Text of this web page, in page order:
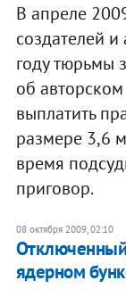
В апреле
создателей
году тюрьмы
об
выплатить
размере 3,6
время
приговор.
08 октября 2009, 02:10
ядерном